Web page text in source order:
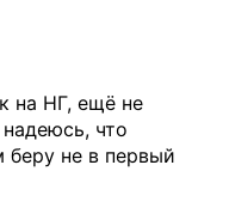
на НГ, ещё не
что
не в первый